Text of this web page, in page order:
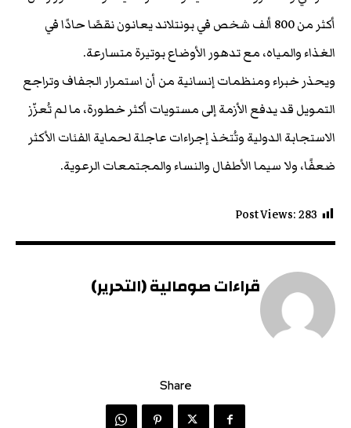
أكثر من 800 ألف شخص في بونتلاند يعانون نقصًا حادًا في
الغذاء والمياه، مع تدهور الأوضاع بوتيرة متسارعة.
ويحذر خبراء ومنظمات إنسانية من أن استمرار الجفاف وتراجع
التمويل قد يدفع الأزمة إلى مستويات أكثر خطورة، ما لم تُعزّز
الاستجابة الدولية وتُتخذ إجراءات عاجلة لحماية الفئات الأكثر
ضعفًا، ولا سيما الأطفال والنساء والمجتمعات الرعوية.
Post Views:283
قراءات صومالية (التحرير)
Share